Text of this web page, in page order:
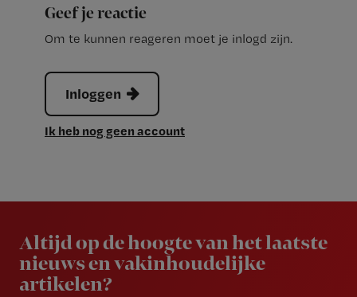
Geef je reactie
Om te kunnen reageren moet je inlogd zijn.
Inloggen
Ik heb nog geen account
Altijd op de hoogte van het laatste
nieuws en vakinhoudelijke
artikelen?